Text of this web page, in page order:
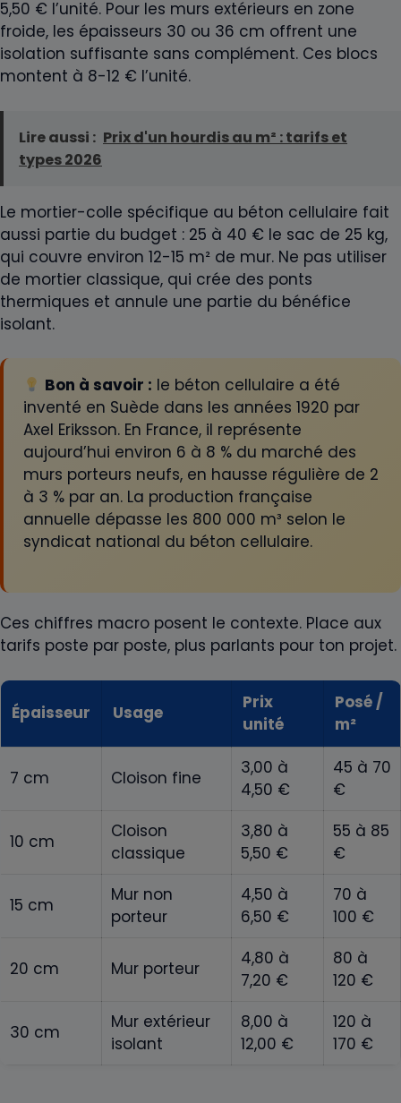
5,50 € l’unité. Pour les murs extérieurs en zone
froide, les épaisseurs 30 ou 36 cm offrent une
isolation suffisante sans complément. Ces blocs
montent à 8-12 € l’unité.
Lire aussi : Prix d'un hourdis au m² : tarifs et
types 2026
Le mortier-colle spécifique au béton cellulaire fait
aussi partie du budget : 25 à 40 € le sac de 25 kg,
qui couvre environ 12-15 m² de mur. Ne pas utiliser
de mortier classique, qui crée des ponts
thermiques et annule une partie du bénéfice
isolant.
Bon à savoir : le béton cellulaire a été
inventé en Suède dans les années 1920 par
Axel Eriksson. En France, il représente
aujourd’hui environ 6 à 8 % du marché des
murs porteurs neufs, en hausse régulière de 2
à 3 % par an. La production française
annuelle dépasse les 800 000 m³ selon le
syndicat national du béton cellulaire.
Ces chiffres macro posent le contexte. Place aux
tarifs poste par poste, plus parlants pour ton projet.
Épaisseur Usage
Prix
unité
Posé /
m²
7 cm Cloison fine
3,00 à
4,50 €
45 à 70
€
10 cm
Cloison
classique
3,80 à
5,50 €
55 à 85
€
15 cm
Mur non
porteur
4,50 à
6,50 €
70 à
100 €
20 cm Mur porteur
4,80 à
7,20 €
80 à
120 €
30 cm
Mur extérieur
isolant
8,00 à
12,00 €
120 à
170 €